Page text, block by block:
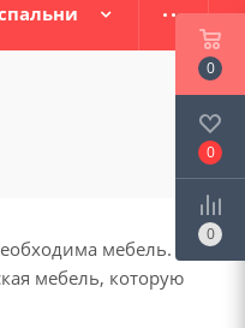
мебель.
мебель, которую
0
0
0